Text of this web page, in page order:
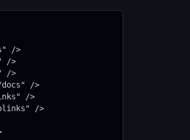
/>
/>
/>
/>
/>
/>